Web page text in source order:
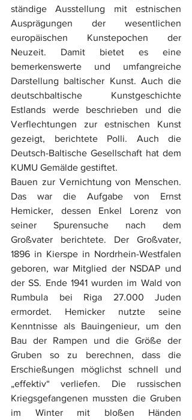
ständige Ausstellung mit estnischen
Ausprägungen der wesentlichen
europäischen Kunstepochen der
Neuzeit. Damit bietet es eine
bemerkenswerte und umfangreiche
Darstellung baltischer Kunst. Auch die
deutschbaltische Kunstgeschichte
Estlands werde beschrieben und die
Verflechtungen zur estnischen Kunst
gezeigt, berichtete Polli. Auch die
Deutsch-Baltische Gesellschaft hat dem
KUMU Gemälde gestiftet.
Bauen zur Vernichtung von Menschen.
Das war die Aufgabe von Ernst
Hemicker, dessen Enkel Lorenz von
seiner Spurensuche nach dem
Großvater berichtete. Der Großvater,
1896 in Kierspe in Nordrhein-Westfalen
geboren, war Mitglied der NSDAP und
der SS. Ende 1941 wurden im Wald von
Rumbula bei Riga 27.000 Juden
ermordet. Hemicker nutzte seine
Kenntnisse als Bauingenieur, um den
Bau der Rampen und die Größe der
Gruben so zu berechnen, dass die
Erschießungen möglichst schnell und
„effektiv“ verliefen. Die russischen
Kriegsgefangenen mussten die Gruben
im Winter mit bloßen Händen